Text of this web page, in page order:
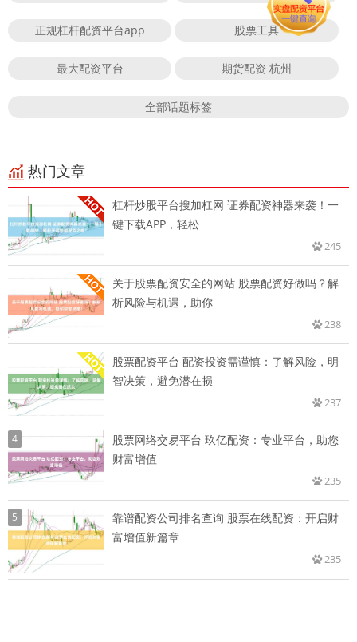
正规杠杆配资平台app 股票工具
最大配资平台 期货配资 杭州
全部话题标签
热门文章
杠杆炒股平台搜加杠网 证券配资神器来袭！一
键下载APP，轻松
245
关于股票配资安全的网站 股票配资好做吗？解
析风险与机遇，助你
238
股票配资平台 配资投资需谨慎：了解风险，明
智决策，避免潜在损
237
4
股票网络交易平台 玖亿配资：专业平台，助您
财富增值
235
5
靠谱配资公司排名查询 股票在线配资：开启财
富增值新篇章
235